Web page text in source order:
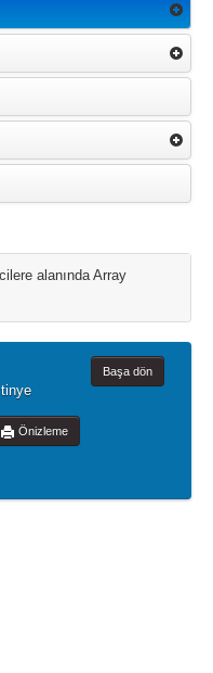
alanında Array
Başa dön
Önizleme